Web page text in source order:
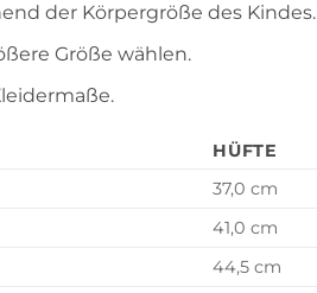
der Körpergröße des Kindes.
Größe wählen.
HÜFTE
37,0 cm
41,0 cm
44,5 cm